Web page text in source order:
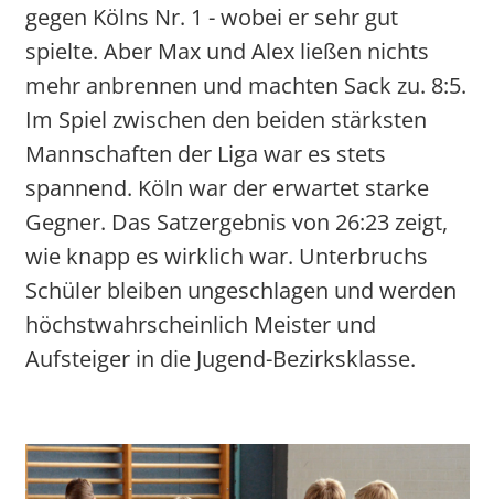
gegen Kölns Nr. 1 - wobei er sehr gut
spielte. Aber Max und Alex ließen nichts
mehr anbrennen und machten Sack zu. 8:5.
Im Spiel zwischen den beiden stärksten
Mannschaften der Liga war es stets
spannend. Köln war der erwartet starke
Gegner. Das Satzergebnis von 26:23 zeigt,
wie knapp es wirklich war. Unterbruchs
Schüler bleiben ungeschlagen und werden
höchstwahrscheinlich Meister und
Aufsteiger in die Jugend-Bezirksklasse.